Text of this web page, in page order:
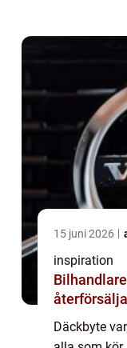
15 juni 2026
inspiration
Bilhandlare i skåne
Däckbyte